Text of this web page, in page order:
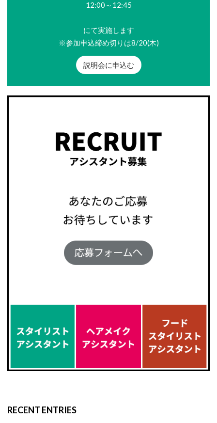
12:00～12:45
にて実施します
※参加申込締め切りは8/20(木)
説明会に申込む
RECENT ENTRIES